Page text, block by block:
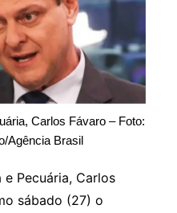
Carlos Fávaro – Foto:
Agência Brasil
Pecuária, Carlos
sábado (27) o